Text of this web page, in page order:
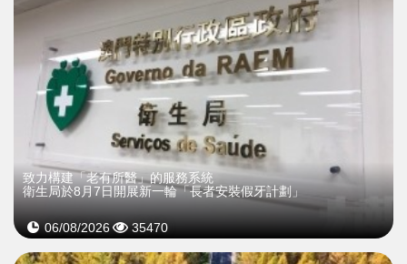
致力構建「老有所醫」的服務系統
衛生局於8月7日開展新一輪「長者安裝假牙計劃」
06/08/2026 35470